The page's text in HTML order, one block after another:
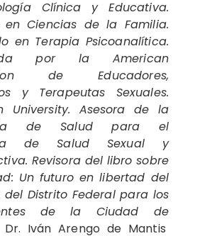
Clínica y Educativa.
en Ciencias de la Familia.
en Terapia Psicoanalítica.
por la American
de Educadores,
y Terapeutas Sexuales.
University. Asesora de la
de Salud para el
de Salud Sexual y
Revisora del libro sobre
Un futuro en libertad del
del Distrito Federal para los
de la Ciudad de
Dr. Iván Arengo de Mantis